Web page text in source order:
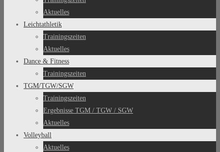
Aktuelles
Leichtathletik
Trainingszeiten
Aktuelles
Dance & Fitness
Trainingszeiten
TGM/TGW/SGW
Trainingszeiten
Ergebnisse TGM / TGW / SGW
Aktuelles
Volleyball
Aktuelles